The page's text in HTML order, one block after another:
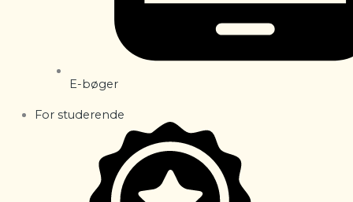
E-bøger
For studerende